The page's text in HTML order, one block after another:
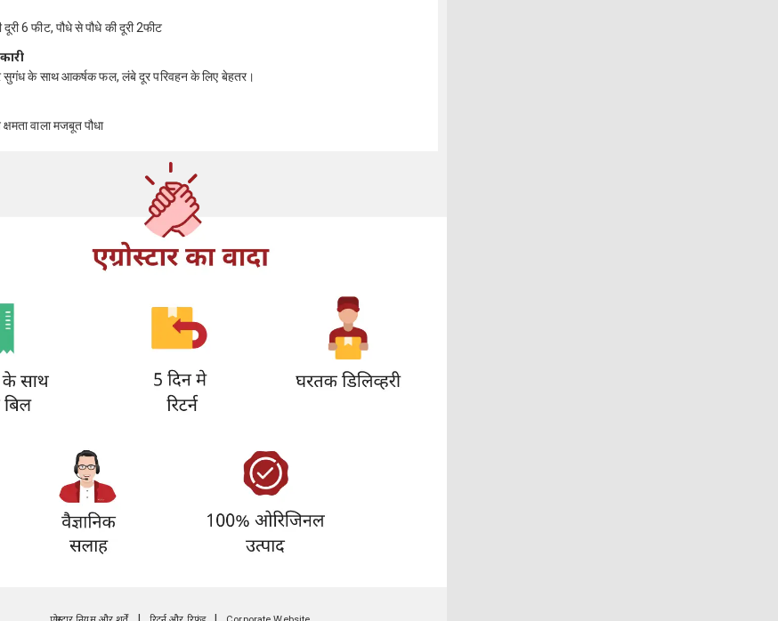
6 फीट, पौधे से पौधे की दूरी 2फीट
सुगंध के साथ आकर्षक फल, लंबे दूर परिवहन के लिए बेहतर।
वाला मजबूत पौधा